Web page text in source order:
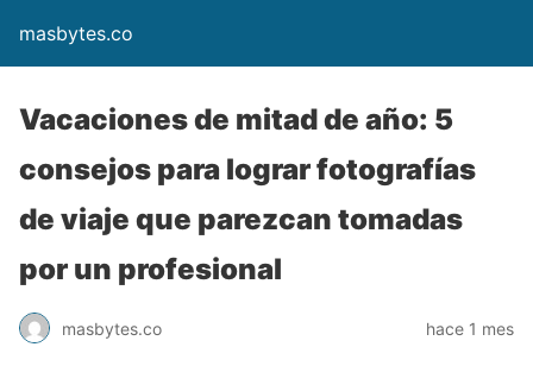
masbytes.co
Vacaciones de mitad de año: 5
consejos para lograr fotografías
de viaje que parezcan tomadas
por un profesional
masbytes.co hace 1 mes